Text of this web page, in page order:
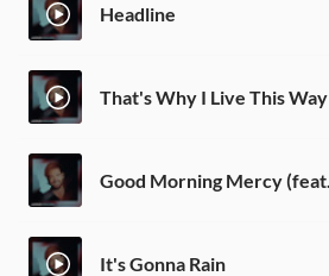
Headline
That's Why I Live This Way
It's Gonna Rain